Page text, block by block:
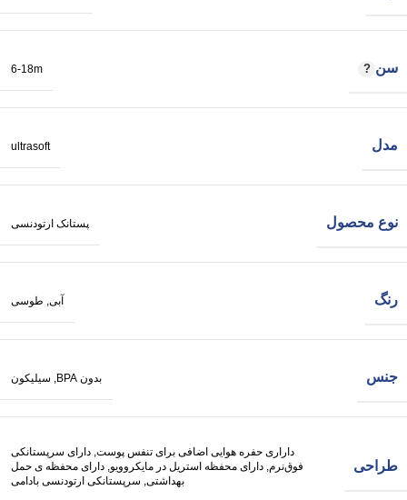
سن 6-18m
مدل ultrasoft
نوع محصول پستانک ارتودنسی
رنگ آبی طوسی
جنس بدون BPA سیلیکون
طراحی
داراری حفره هوایی اضافی برای تنفس پوست, دارای سرپستانکی
فوق‌نرم, دارای محفظه استریل در مایکروویو, دارای محفظه ی حمل
بهداشتی, سرپستانکی ارتودنسی بادامی